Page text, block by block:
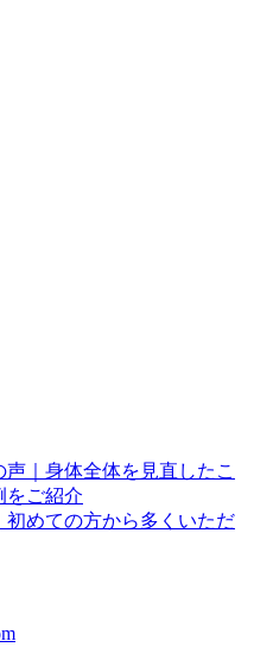
｜身体全体を見直したこ
をご紹介
めての方から多くいただ